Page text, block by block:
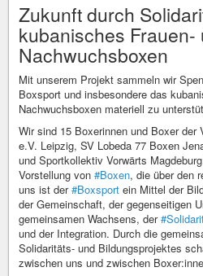
Zukunft durch
kubanisches Frauen-
Nachwuchsboxen
Mit unserem Projekt sammeln wir
Boxsport und insbesondere das
Nachwuchsboxen materiell zu
Wir sind 15 Boxerinnen und Boxer der
e.V. Leipzig, SV Lobeda 77 Boxen
und Sportkollektiv Vorwärts
Vorstellung von #Boxen, die über den
uns ist der#Boxsport ein Mittel der
der Gemeinschaft, der gegenseitigen
gemeinsamen Wachsens, der
und der Integration. Durch die
Solidaritäts- und Bildungsprojektes
zwischen uns und zwischen